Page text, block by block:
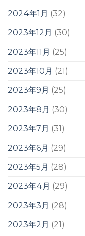
2024年1月 (32)
2023年12月 (30)
2023年11月 (25)
2023年10月 (21)
2023年9月 (25)
2023年8月 (30)
2023年7月 (31)
2023年6月 (29)
2023年5月 (28)
2023年4月 (29)
2023年3月 (28)
2023年2月 (21)